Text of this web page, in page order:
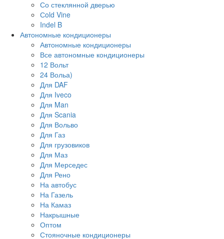
Со стеклянной дверью
Сold Vine
Indel B
Автономные кондиционеры
Автономные кондиционеры
Все автономные кондиционеры
12 Вольт
24 Вольа)
Для DAF
Для Iveco
Для Man
Для Scania
Для Вольво
Для Газ
Для грузовиков
Для Маз
Для Мерседес
Для Рено
На автобус
На Газель
На Камаз
Накрышные
Оптом
Стояночные кондиционеры